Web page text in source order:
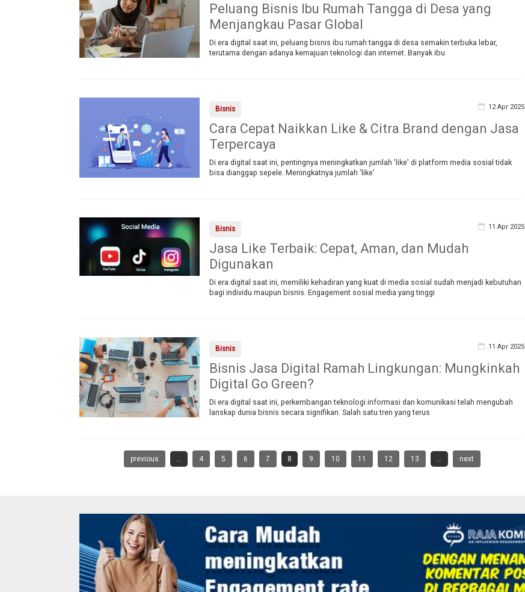
Peluang Bisnis Ibu Rumah Tangga di Desa yang
Menjangkau Pasar Global
Di era digital saat ini, peluang bisnis ibu rumah tangga di desa semakin terbuka lebar,
terutama dengan adanya kemajuan teknologi dan internet. Banyak ibu
Bisnis 12 Apr 2025
Cara Cepat Naikkan Like & Citra Brand dengan Jasa
Terpercaya
Di era digital saat ini, pentingnya meningkatkan jumlah 'like' di platform media sosial tidak
bisa dianggap sepele. Meningkatnya jumlah 'like'
Bisnis 11 Apr 2025
Jasa Like Terbaik: Cepat, Aman, dan Mudah
Digunakan
Di era digital saat ini, memiliki kehadiran yang kuat di media sosial sudah menjadi kebutuhan
bagi individu maupun bisnis. Engagement sosial media yang tinggi
Bisnis 11 Apr 2025
Bisnis Jasa Digital Ramah Lingkungan: Mungkinkah
Digital Go Green?
Di era digital saat ini, perkembangan teknologi informasi dan komunikasi telah mengubah
lanskap dunia bisnis secara signifikan. Salah satu tren yang terus
previous 4 5 6 7 8 9 10 11 12 13 next